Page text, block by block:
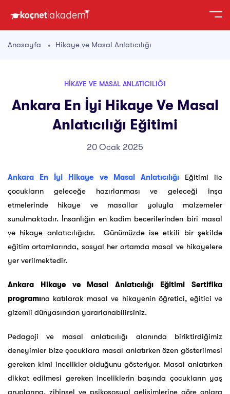
Anasayfa Hikaye ve Masal Anlatıcılığı
HIKAYE VE MASAL ANLATICILIĞI
Ankara En İyi Hikaye Ve Masal
Anlatıcılığı Eğitimi
20 Ocak 2025
Ankara En İyi Hikaye ve Masal AnlatıcılığıEğitimi ile
çocukların geleceğe hazırlanması ve geleceği inşa
etmelerinde hikaye ve masallar yoluyla malzemeler
sunulmaktadır. İnsanlığın en kadim becerilerinden biri masal
ve hikaye anlatıcılığıdır. Günümüzde ise etkili bir şekilde
eğitim ortamlarında, sosyal her ortamda masal ve hikayelere
yer verilmektedir.
Ankara Hikaye ve Masal Anlatıcılığı Eğitimi Sertifika
programına katılarak masal ve hikayenin öğretici, eğitici ve
gizemli dünyasından yararlanabilirsiniz.
Pedagoji ve masal anlatıcılığı alanında biriktirdiğimiz
deneyimler bize çocuklara masal anlatırken özen gösterilmesi
gereken kimi incelikler olduğunu gösteriyor. Masal anlatırken
dikkat edilmesi gereken inceliklerin başında çocukların yaş
gruplarına, zihinsel ve psikososyal gelişimlerine göre onlara